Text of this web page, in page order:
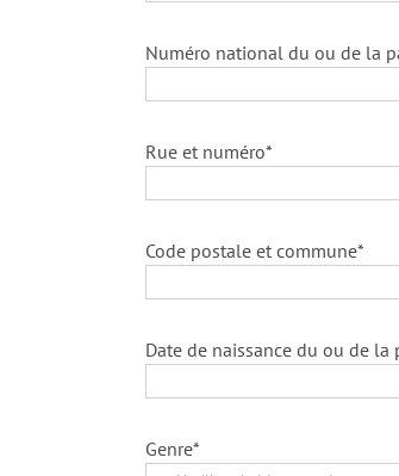
Numéro national du ou de la
Rue et numéro*
Code postale et commune*
Date de naissance du ou de la
Genre*